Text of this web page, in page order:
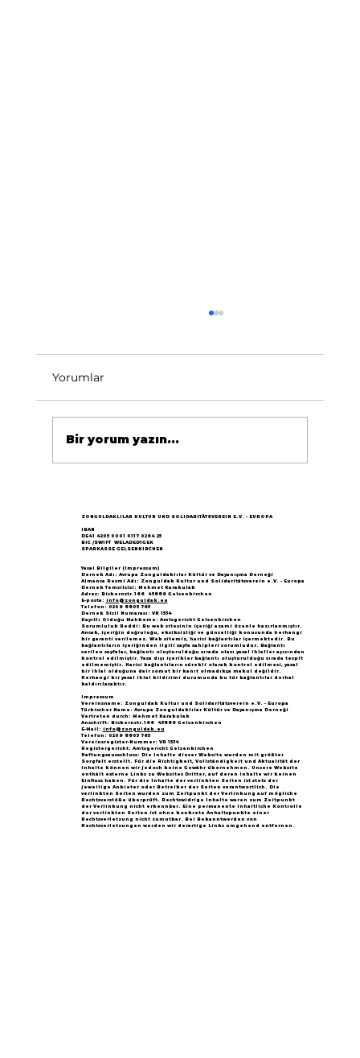
büyük yankı uyandırdı...
Yorumlar
Bir yorum yazın...
ZONGULDAKLILAR KULTUR UND SOLIDARITÄTSVEREIN E.V. - EUROPA
IBAN
DE41 4205 0001 0117 0264 25
BIC /SWIFT WELADED1GEK
SPARKASSE GELSENKIRCHEN
Yasal Bilgiler (Impressum)
Dernek Adı: Avrupa Zonguldaklılar Kültür ve Dayanışma Derneği
Almanca Resmi Adı: Zonguldak Kultur und Solidaritätsverein e.V. - Europa
Dernek Temsilcisi: Mehmet Karakulak
Adres: Bickernstr.166 45889 Gelsenkirchen
E-posta: info@zonguldak.eu
Telefon: 0209 8805 765
Dernek Sicil Numarası: VR 1534
Kayıtlı Olduğu Mahkeme: Amtsgericht Gelsenkirchen
Sorumluluk Reddi: Bu web sitesinin içeriği azami özenle hazırlanmıştır.
Ancak, içeriğin doğruluğu, eksiksizliği ve güncelliği konusunda herhangi
bir garanti verilemez. Web sitemiz, harici bağlantılar içermektedir. Bu
bağlantıların içeriğinden ilgili sayfa sahipleri sorumludur. Bağlantı
verilen sayfalar, bağlantı oluşturulduğu sırada olası yasal ihlaller açısından
kontrol edilmiştir. Yasa dışı içerikler bağlantı oluşturulduğu sırada tespit
edilmemiştir. Harici bağlantıların sürekli olarak kontrol edilmesi, yasal
bir ihlal olduğuna dair somut bir kanıt olmadıkça makul değildir.
Herhangi bir yasal ihlal bildirimi durumunda bu tür bağlantılar derhal
kaldırılacaktır.
Impressum
Vereinsname: Zonguldak Kultur und Solidaritätsverein e.V. - Europa
Türkischer Name: Avrupa Zonguldaklılar Kültür ve Dayanışma Derneği
Vertreten durch: Mehmet Karakulak
Anschrift: Bickernstr.166 45889 Gelsenkirchen
E-Mail: info@zonguldak.eu
Telefon: 0209 8805 765
Vereinsregister-Nummer: VR 1534
Registergericht: Amtsgericht Gelsenkirchen
Haftungsausschluss: Die Inhalte dieser Website wurden mit größter
Sorgfalt erstellt. Für die Richtigkeit, Vollständigkeit und Aktualität der
Inhalte können wir jedoch keine Gewähr übernehmen. Unsere Website
enthält externe Links zu Websites Dritter, auf deren Inhalte wir keinen
Einfluss haben. Für die Inhalte der verlinkten Seiten ist stets der
jeweilige Anbieter oder Betreiber der Seiten verantwortlich. Die
verlinkten Seiten wurden zum Zeitpunkt der Verlinkung auf mögliche
Rechtsverstöße überprüft. Rechtswidrige Inhalte waren zum Zeitpunkt
der Verlinkung nicht erkennbar. Eine permanente inhaltliche Kontrolle
der verlinkten Seiten ist ohne konkrete Anhaltspunkte einer
Rechtsverletzung nicht zumutbar. Bei Bekanntwerden von
Rechtsverletzungen werden wir derartige Links umgehend entfernen.